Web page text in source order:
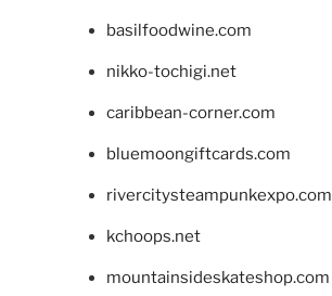
basilfoodwine.com
nikko-tochigi.net
caribbean-corner.com
bluemoongiftcards.com
rivercitysteampunkexpo.com
kchoops.net
mountainsideskateshop.com